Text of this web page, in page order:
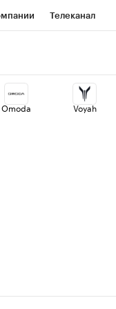
Телеканал
Проверка контрагентов
Omoda Voyah